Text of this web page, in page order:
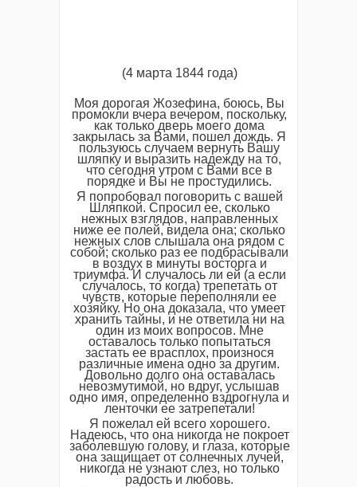
(4 марта 1844 года)
Моя дорогая Жозефина, боюсь, Вы
промокли вчера вечером, поскольку,
как только дверь моего дома
закрылась за Вами, пошел дождь. Я
пользуюсь случаем вернуть Вашу
шляпку и выразить надежду на то,
что сегодня утром с Вами все в
порядке и Вы не простудились.
Я попробовал поговорить с вашей
Шляпкой. Спросил ее, сколько
нежных взглядов, направленных
ниже ее полей, видела она; сколько
нежных слов слышала она рядом с
собой; сколько раз ее подбрасывали
в воздух в минуты восторга и
триумфа. И случалось ли ей (а если
случалось, то когда) трепетать от
чувств, которые переполняли ее
хозяйку. Но она доказала, что умеет
хранить тайны, и не ответила ни на
один из моих вопросов. Мне
оставалось только попытаться
застать ее врасплох, произнося
различные имена одно за другим.
Довольно долго она оставалась
невозмутимой, но вдруг, услышав
одно имя, определенно вздрогнула и
ленточки ее затрепетали!
Я пожелал ей всего хорошего.
Надеюсь, что она никогда не покроет
заболевшую голову, и глаза, которые
она защищает от солнечных лучей,
никогда не узнают слез, но только
радость и любовь.